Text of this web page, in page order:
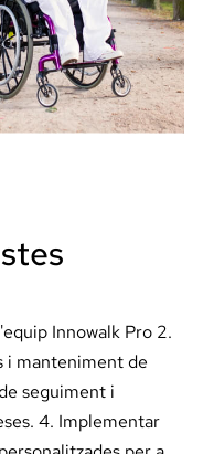
Innowalk Pro 2.
i manteniment de
seguiment i
4. Implementar